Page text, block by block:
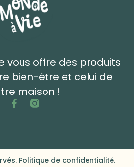
vous offre des produits
bien-être et celui de
maison !
Politique de confidentialité.